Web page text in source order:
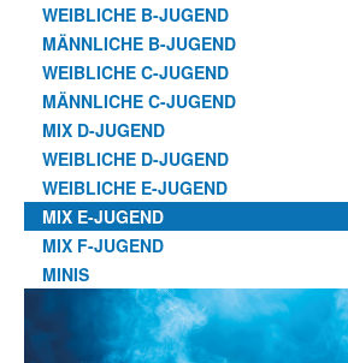
WEIBLICHE B-JUGEND
MÄNNLICHE B-JUGEND
WEIBLICHE C-JUGEND
MÄNNLICHE C-JUGEND
MIX D-JUGEND
WEIBLICHE D-JUGEND
WEIBLICHE E-JUGEND
MIX E-JUGEND
MIX F-JUGEND
MINIS